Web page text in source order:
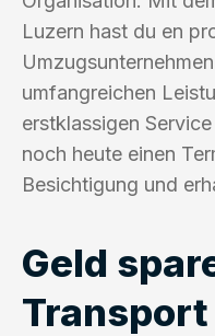
Luzern hast du en
umfangreichen
erstklassigen
noch heute einen
Besichtigung und
Geld